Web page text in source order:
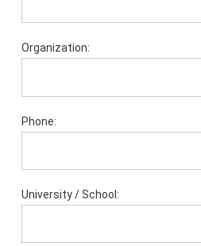
Organization:
Phone:
University / School: